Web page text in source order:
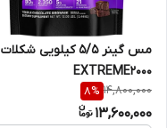
مس گینر ۵/۵ کیلویی شکلات
EXTREME2000
14,800,000
8%
13,600,000